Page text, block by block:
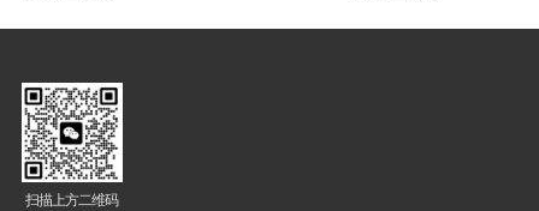
扫描上方二维码